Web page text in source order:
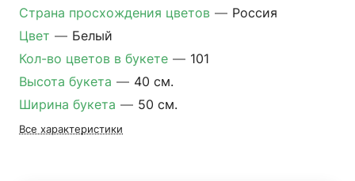
Страна просхождения цветов — Россия
Цвет — Белый
Кол-во цветов в букете — 101
Высота букета — 40 см.
Ширина букета — 50 см.
Все характеристики